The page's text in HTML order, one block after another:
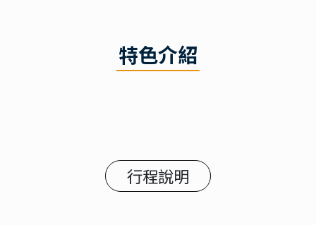
特色介紹
行程說明